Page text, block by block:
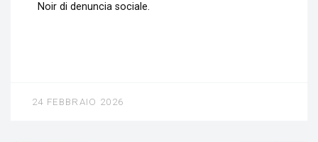
Noir di denuncia sociale.
24 FEBBRAIO 2026